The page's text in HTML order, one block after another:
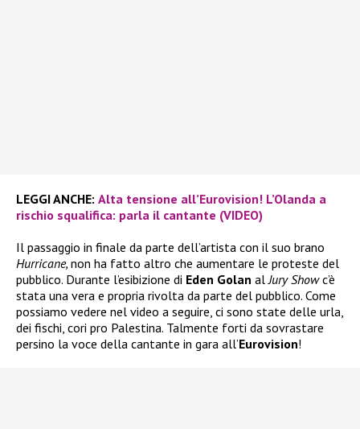
LEGGI ANCHE: Alta tensione all’Eurovision! L’Olanda a
rischio squalifica: parla il cantante (VIDEO)
Il passaggio in finale da parte dell’artista con il suo brano
Hurricane, non ha fatto altro che aumentare le proteste del
pubblico. Durante l’esibizione di Eden Golan alJury Showc’è
stata una vera e propria rivolta da parte del pubblico. Come
possiamo vedere nel video a seguire, ci sono state delle urla,
dei fischi, cori pro Palestina. Talmente forti da sovrastare
persino la voce della cantante in gara all’Eurovision!